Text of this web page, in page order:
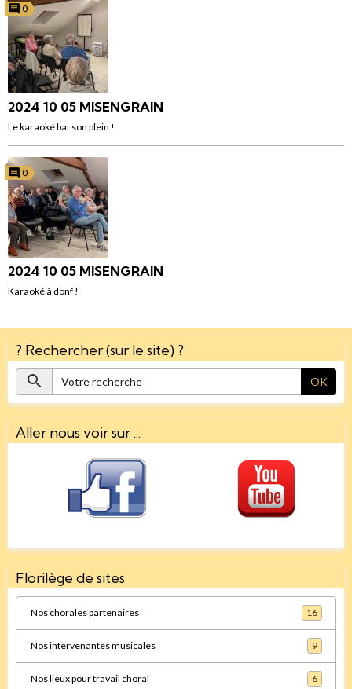
0
2024 10 05 MISENGRAIN
Le karaoké bat son plein !
0
2024 10 05 MISENGRAIN
Karaoké à donf !
? Rechercher (sur le site) ?
OK
Aller nous voir sur ...
Florilège de sites
Nos chorales partenaires 16
Nos intervenantes musicales 9
Nos lieux pour travail choral 6